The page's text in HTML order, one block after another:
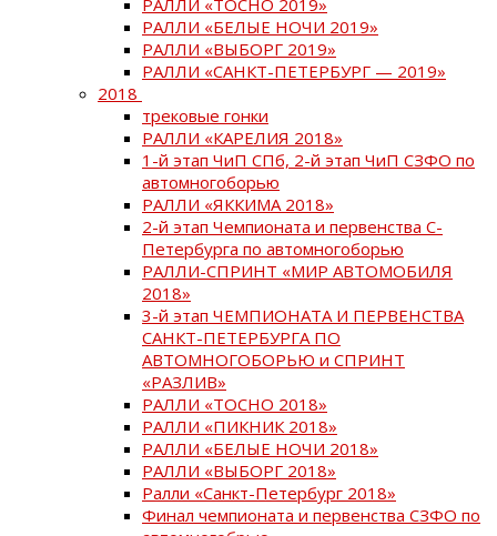
РАЛЛИ «БЕЛЫЕ НОЧИ 2019»
РАЛЛИ «ВЫБОРГ 2019»
РАЛЛИ «САНКТ-ПЕТЕРБУРГ — 2019»
2018
трековые гонки
РАЛЛИ «КАРЕЛИЯ 2018»
1-й этап ЧиП СПб, 2-й этап ЧиП СЗФО по
автомногоборью
РАЛЛИ «ЯККИМА 2018»
2-й этап Чемпионата и первенства С-
Петербурга по автомногоборью
РАЛЛИ-СПРИНТ «МИР АВТОМОБИЛЯ
2018»
3-й этап ЧЕМПИОНАТА И ПЕРВЕНСТВА
САНКТ-ПЕТЕРБУРГА ПО
АВТОМНОГОБОРЬЮ и СПРИНТ
«РАЗЛИВ»
РАЛЛИ «ТОСНО 2018»
РАЛЛИ «ПИКНИК 2018»
РАЛЛИ «БЕЛЫЕ НОЧИ 2018»
РАЛЛИ «ВЫБОРГ 2018»
Ралли «Санкт-Петербург 2018»
Финал чемпионата и первенства СЗФО по